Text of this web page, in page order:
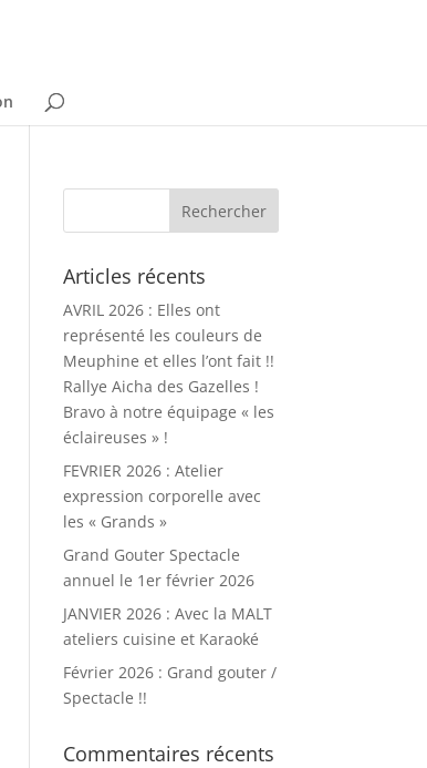
Articles récents
AVRIL 2026 : Elles ont
représenté les couleurs de
Meuphine et elles l’ont fait !!
Rallye Aicha des Gazelles !
Bravo à notre équipage « les
éclaireuses » !
FEVRIER 2026 : Atelier
expression corporelle avec
les « Grands »
Grand Gouter Spectacle
annuel le 1er février 2026
JANVIER 2026 : Avec la MALT
ateliers cuisine et Karaoké
Février 2026 : Grand gouter /
Spectacle !!
Commentaires récents